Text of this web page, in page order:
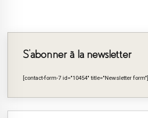
S’abonner à la newsletter
[contact-form-7 id="10454" title="Newsletter form"]